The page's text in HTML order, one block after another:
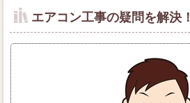
エアコン工事の疑問を解決！